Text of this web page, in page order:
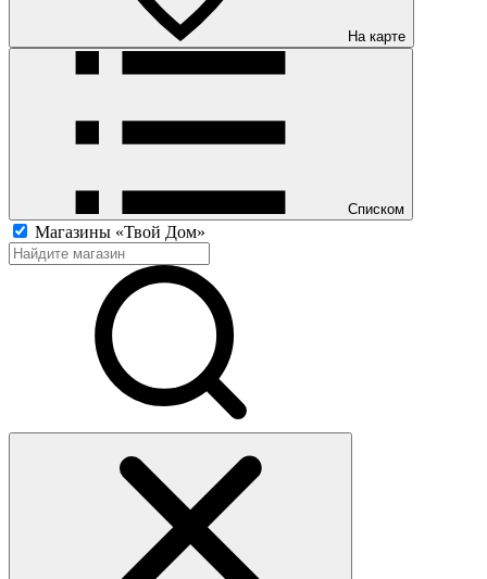
На карте
Списком
Магазины «Твой Дом»